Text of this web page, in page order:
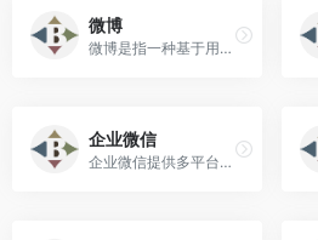
微博
微博是指一种基于用户关系信息分享、传播以及获取的通过关注机制分享简短实时信息的广播式的社交媒体、网络平台。
企业微信
企业微信提供多平台消息同步与云端保存功能，支持查看消息已读未读状态。